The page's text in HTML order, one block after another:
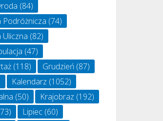
(84)
Podróżnicza (74)
Uliczna (82)
(47)
(118) Grudzień (87)
Kalendarz (1052)
(50) Krajobraz (192)
Lipiec (60)